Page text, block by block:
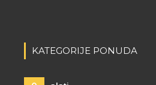
KATEGORIJE PONUDA